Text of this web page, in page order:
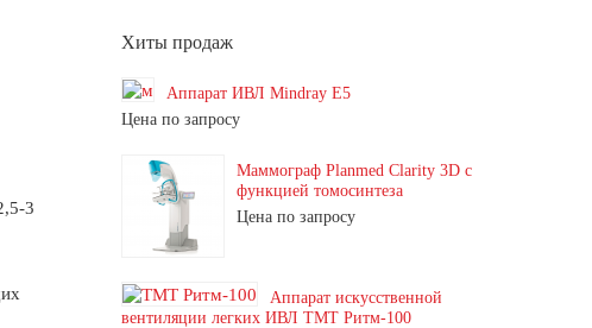
3
Хиты продаж
Аппарат ИВЛ Mindray E5
Цена по запросу
Маммограф Planmed Clarity 3D с
функцией томосинтеза
Цена по запросу
Аппарат искусственной
вентиляции легких ИВЛ ТМТ Ритм-100